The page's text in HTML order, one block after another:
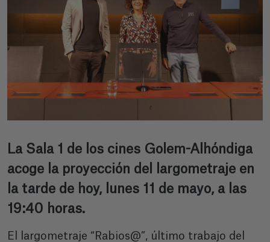
La Sala 1 de los cines Golem-Alhóndiga
acoge la proyección del largometraje en
la tarde de hoy, lunes 11 de mayo, a las
19:40 horas.
El largometraje “Rabios@”, último trabajo del